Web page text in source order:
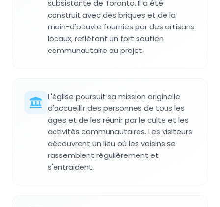
subsistante de Toronto. Il a été
construit avec des briques et de la
main-d'oeuvre fournies par des artisans
locaux, reflétant un fort soutien
communautaire au projet.
L'église poursuit sa mission originelle
d'accueillir des personnes de tous les
âges et de les réunir par le culte et les
activités communautaires. Les visiteurs
découvrent un lieu où les voisins se
rassemblent régulièrement et
s'entraident.